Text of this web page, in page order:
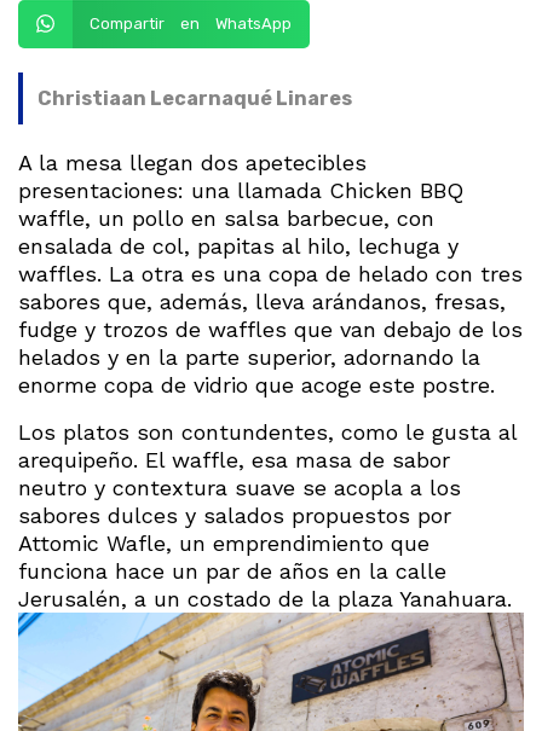
Compartir en WhatsApp
Christiaan Lecarnaqué Linares
A la mesa llegan dos apetecibles
presentaciones: una llamada Chicken BBQ
waffle, un pollo en salsa barbecue, con
ensalada de col, papitas al hilo, lechuga y
waffles. La otra es una copa de helado con tres
sabores que, además, lleva arándanos, fresas,
fudge y trozos de waffles que van debajo de los
helados y en la parte superior, adornando la
enorme copa de vidrio que acoge este postre.
Los platos son contundentes, como le gusta al
arequipeño. El waffle, esa masa de sabor
neutro y contextura suave se acopla a los
sabores dulces y salados propuestos por
Attomic Wafle, un emprendimiento que
funciona hace un par de años en la calle
Jerusalén, a un costado de la plaza Yanahuara.